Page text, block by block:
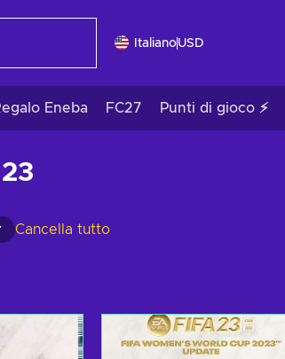
ItalianoUSD
Eneba FC27 Punti di gioco ⚡
Cancella tutto